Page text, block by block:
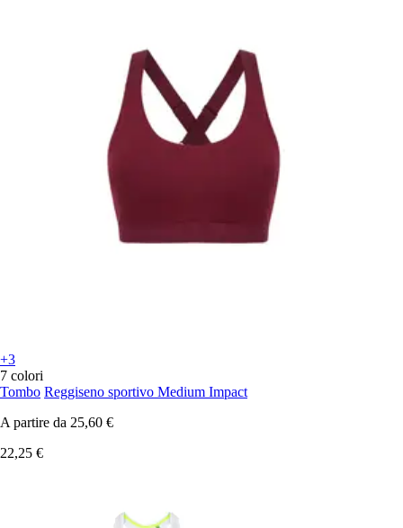
+3
7 colori
Tombo Reggiseno sportivo Medium Impact
A partire da 25,60 €
22,25 €